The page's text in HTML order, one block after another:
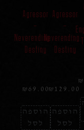
₪
Agressor
–
Neverending
Destiny
₪ 129.00
הוספה
לסל
Agressor
–
Neverending
Destiny
₪ 69.00
הוספה
לסל